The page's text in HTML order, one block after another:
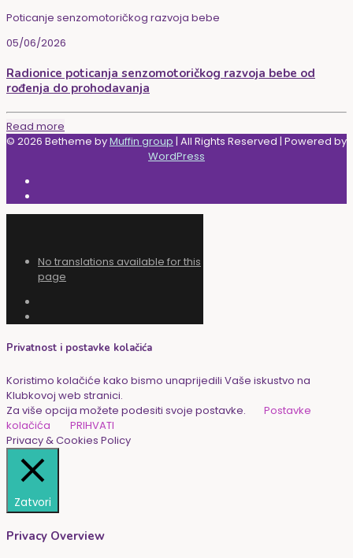
Poticanje senzomotoričkog razvoja bebe
05/06/2026
Radionice poticanja senzomotoričkog razvoja bebe od
rođenja do prohodavanja
Read more
© 2026 Betheme byMuffin group | All Rights Reserved | Powered by
WordPress
No translations available for this
page
Privatnost i postavke kolačića
Koristimo kolačiće kako bismo unaprijedili Vaše iskustvo na
Klubkovoj web stranici.
Za više opcija možete podesiti svoje postavke.
Postavke
kolačića
PRIHVATI
Privacy & Cookies Policy
Zatvori
Privacy Overview